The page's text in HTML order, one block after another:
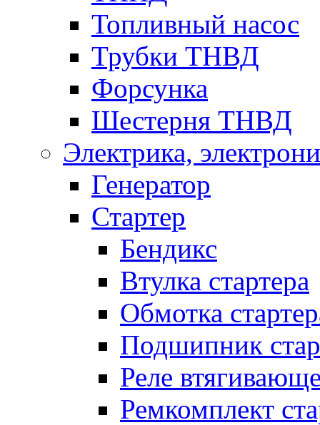
Топливный насос
Трубки ТНВД
Форсунка
Шестерня ТНВД
Электрика,
Генератор
Стартер
Бендикс
Втулка стартера
Обмотка
Подшипник
Реле
Ремкомплект